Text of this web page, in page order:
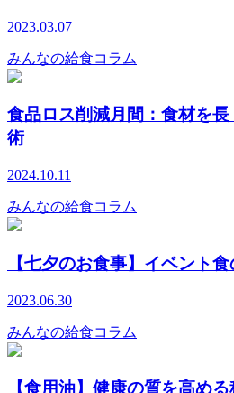
2023.03.07
みんなの給食コラム
食品ロス削減月間：食材を
術
2024.10.11
みんなの給食コラム
【七夕のお食事】イベント
2023.06.30
みんなの給食コラム
【食用油】健康の質を高め